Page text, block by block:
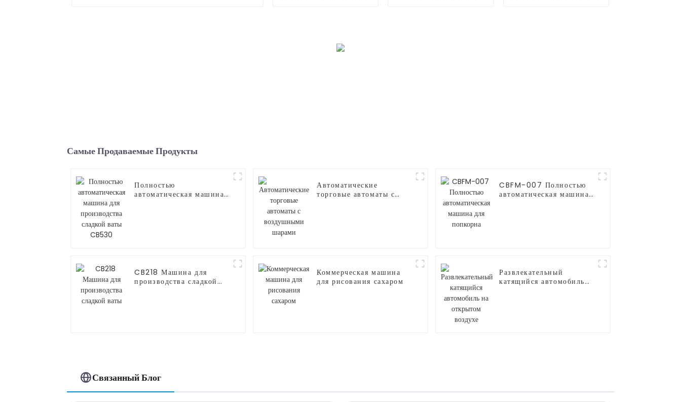
Самые Продаваемые Продукты
Полностью
автоматическая машина
Автоматические
торговые автоматы с
CBFM-007 Полностью
автоматическая машина
CB218 Машина для
производства сладкой
Коммерческая машина
для рисования сахаром
Развлекательный
катящийся автомобиль
Связанный Блог